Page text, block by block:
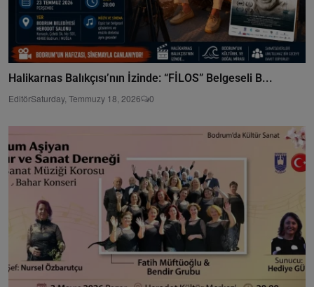
Halikarnas Balıkçısı’nın İzinde: “FİLOS” Belgeseli B...
EditörSaturday, Temmuzy 18, 2026 0